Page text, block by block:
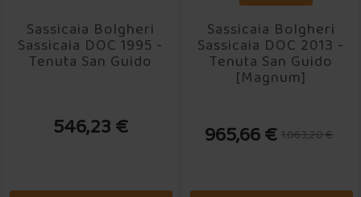
Sassicaia Bolgheri
Sassicaia DOC 1995 -
Tenuta San Guido
546,23 €
Sassicaia Bolgheri
Sassicaia DOC 2013 -
Tenuta San Guido
[Magnum]
965,66 € 1.063,20 €